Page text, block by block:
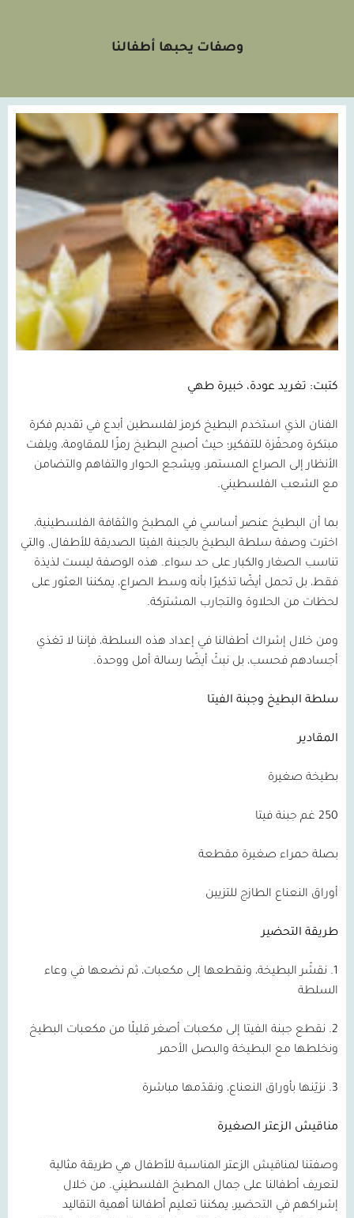
وصفات يحبها أطفالنا
كتبت: تغريد عودة، خبيرة طهي
الفنان الذي استخدم البطيخ كرمز لفلسطين أبدع في تقديم فكرة
مبتكرة ومحفّزة للتفكير؛ حيث أصبح البطيخ رمزًا للمقاومة، ويلفت
الأنظار إلى الصراع المستمر، ويشجع الحوار والتفاهم والتضامن
مع الشعب الفلسطيني.
بما أن البطيخ عنصر أساسي في المطبخ والثقافة الفلسطينية،
اخترت وصفة سلطة البطيخ بالجبنة الفيتا الصديقة للأطفال، والتي
تناسب الصغار والكبار على حد سواء. هذه الوصفة ليست لذيذة
فقط، بل تحمل أيضًا تذكيرًا بأنه وسط الصراع، يمكننا العثور على
لحظات من الحلاوة والتجارب المشتركة.
ومن خلال إشراك أطفالنا في إعداد هذه السلطة، فإننا لا تغذي
أجسادهم فحسب، بل نبثّ أيضًا رسالة أمل ووحدة.
سلطة البطيخ وجبنة الفيتا
المقادير
بطيخة صغيرة
250 غم جبنة فيتا
بصلة حمراء صغيرة مقطعة
أوراق النعناع الطازج للتزيين
طريقة التحضير
1. نقشّر البطيخة، ونقطعها إلى مكعبات، ثم نضعها في وعاء
السلطة
2. نقطع جبنة الفيتا إلى مكعبات أصغر قليلًا من مكعبات البطيخ
ونخلطها مع البطيخة والبصل الأحمر
3. نزيّنها بأوراق النعناع، ونقدّمها مباشرة
مناقيش الزعتر الصغيرة
وصفتنا لمناقيش الزعتر المناسبة للأطفال هي طريقة مثالية
لتعريف أطفالنا على جمال المطبخ الفلسطيني. من خلال
إشراكهم في التحضير، يمكننا تعليم أطفالنا أهمية التقاليد